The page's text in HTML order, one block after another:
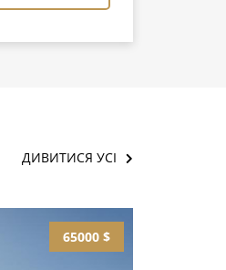
ДИВИТИСЯ УСІ
65000 $